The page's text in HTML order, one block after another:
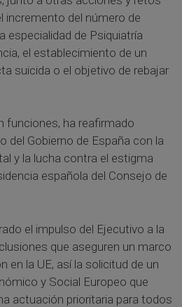
incremento del número de
especialidad de Psiquiatría
el establecimiento de un
suicida o el objetivo de rebajar
funciones, ha reafirmado
del Gobierno de España con la
y la lucha contra el estigma
española del Consejo de
el impulso del Ejecutivo a la
que aseguren un marco
en la UE, así la solicitud de un
y Social Europeo que
actuación prioritaria para todos